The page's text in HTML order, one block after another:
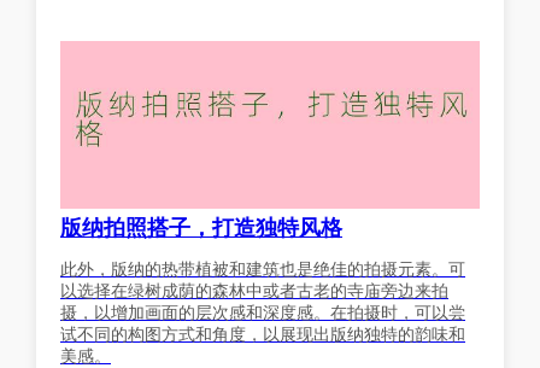
版纳拍照搭子，打造独特风格
此外，版纳的热带植被和建筑也是绝佳的拍摄元素。可
以选择在绿树成荫的森林中或者古老的寺庙旁边来拍
摄，以增加画面的层次感和深度感。在拍摄时，可以尝
试不同的构图方式和角度，以展现出版纳独特的韵味和
美感。